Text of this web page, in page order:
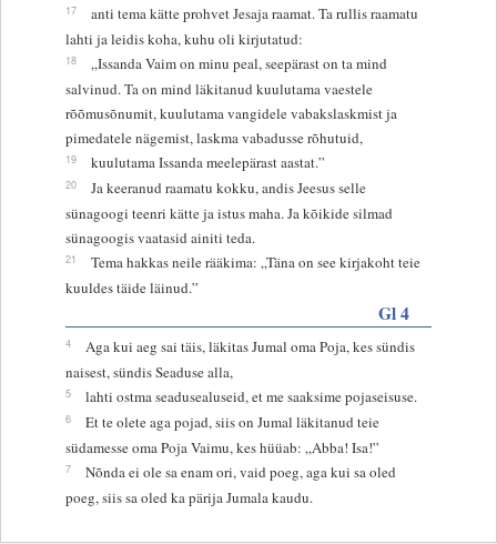
17
anti tema kätte prohvet Jesaja raamat. Ta rullis raamatu
lahti ja leidis koha, kuhu oli kirjutatud:
18
„Issanda Vaim on minu peal, seepärast on ta mind
salvinud. Ta on mind läkitanud kuulutama vaestele
rõõmusõnumit, kuulutama vangidele vabakslaskmist ja
pimedatele nägemist, laskma vabadusse rõhutuid,
19 kuulutama Issanda meelepärast aastat.”
20
Ja keeranud raamatu kokku, andis Jeesus selle
sünagoogi teenri kätte ja istus maha. Ja kõikide silmad
sünagoogis vaatasid ainiti teda.
21
Tema hakkas neile rääkima: „Täna on see kirjakoht teie
kuuldes täide läinud.”
Gl 4
4
Aga kui aeg sai täis, läkitas Jumal oma Poja, kes sündis
naisest, sündis Seaduse alla,
5 lahti ostma seadusealuseid, et me saaksime pojaseisuse.
6
Et te olete aga pojad, siis on Jumal läkitanud teie
südamesse oma Poja Vaimu, kes hüüab: „Abba! Isa!”
7
Nõnda ei ole sa enam ori, vaid poeg, aga kui sa oled
poeg, siis sa oled ka pärija Jumala kaudu.